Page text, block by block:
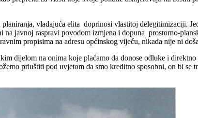
vladajuća elita doprinosi vlastitoj delegitimizaciji.
na javnoj raspravi povodom izmjena i dopuna prostorno-
propisima na adresu općinskog vijeću, nikada nije ni
dijelom na onima koje plaćamo da donose odluke i
priuštiti pod uvjetom da smo kreditno sposobni, on bi